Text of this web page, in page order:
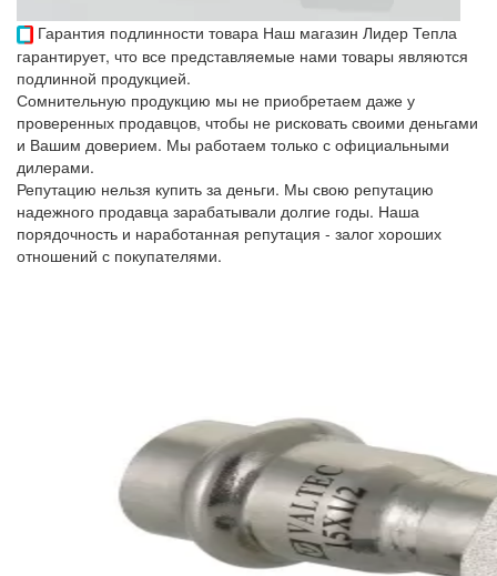
Гарантия подлинности товара Наш магазин Лидер Тепла
гарантирует, что все представляемые нами товары являются
подлинной продукцией.
Сомнительную продукцию мы не приобретаем даже у
проверенных продавцов, чтобы не рисковать своими деньгами
и Вашим доверием. Мы работаем только с официальными
дилерами.
Репутацию нельзя купить за деньги. Мы свою репутацию
надежного продавца зарабатывали долгие годы. Наша
порядочность и наработанная репутация - залог хороших
отношений с покупателями.